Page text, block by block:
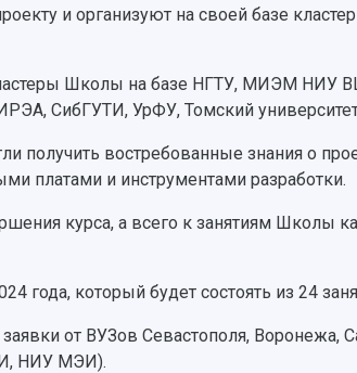
и организуют на своей базе
Школы на базе НГТУ, МИЭМ НИУ
СибГУТИ, УрФУ, Томский
получить востребованные знания о
платами и инструментами разработки.
курса, а всего к занятиям Школы
года, который будет состоять из 24
от ВУЗов Севастополя, Воронежа,
НИУ МЭИ).